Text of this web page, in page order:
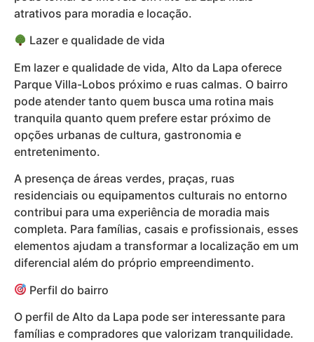
atrativos para moradia e locação.
Lazer e qualidade de vida
Em lazer e qualidade de vida, Alto da Lapa oferece
Parque Villa-Lobos próximo e ruas calmas. O bairro
pode atender tanto quem busca uma rotina mais
tranquila quanto quem prefere estar próximo de
opções urbanas de cultura, gastronomia e
entretenimento.
A presença de áreas verdes, praças, ruas
residenciais ou equipamentos culturais no entorno
contribui para uma experiência de moradia mais
completa. Para famílias, casais e profissionais, esses
elementos ajudam a transformar a localização em um
diferencial além do próprio empreendimento.
Perfil do bairro
O perfil de Alto da Lapa pode ser interessante para
famílias e compradores que valorizam tranquilidade.